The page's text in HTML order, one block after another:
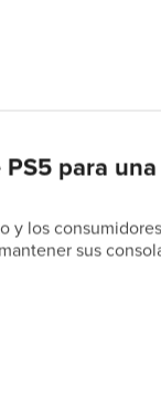
para
y los
sus